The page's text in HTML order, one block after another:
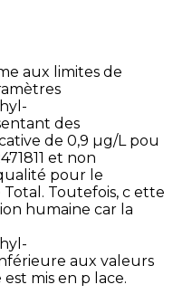
aux limites de
des
de 0,9 µg/L pou
et non
pour le
Toutefois, c ette
humaine car la
aux valeurs
mis en p lace.